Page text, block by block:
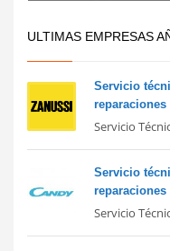
ULTIMAS EMPRESAS
Servicio
reparaciones
Servicio
Servicio
reparaciones
Servicio